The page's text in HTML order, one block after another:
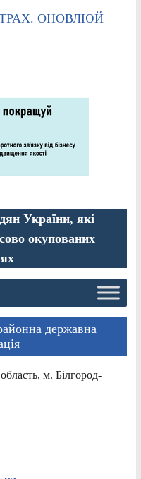
ОНОВЛЮЙ
України, які
окупованих
державна
м. Білгород-